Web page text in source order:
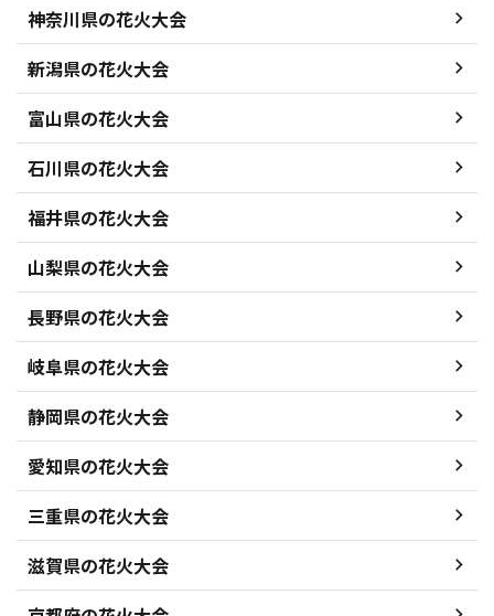
神奈川県の花火大会
新潟県の花火大会
富山県の花火大会
石川県の花火大会
福井県の花火大会
山梨県の花火大会
長野県の花火大会
岐阜県の花火大会
静岡県の花火大会
愛知県の花火大会
三重県の花火大会
滋賀県の花火大会